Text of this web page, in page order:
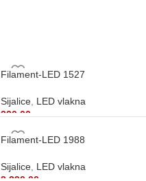
Filament-LED 1527
Sijalice LED vlakna
320,00рсд
DODAJ U KORPU
Filament-LED 1988
Sijalice LED vlakna